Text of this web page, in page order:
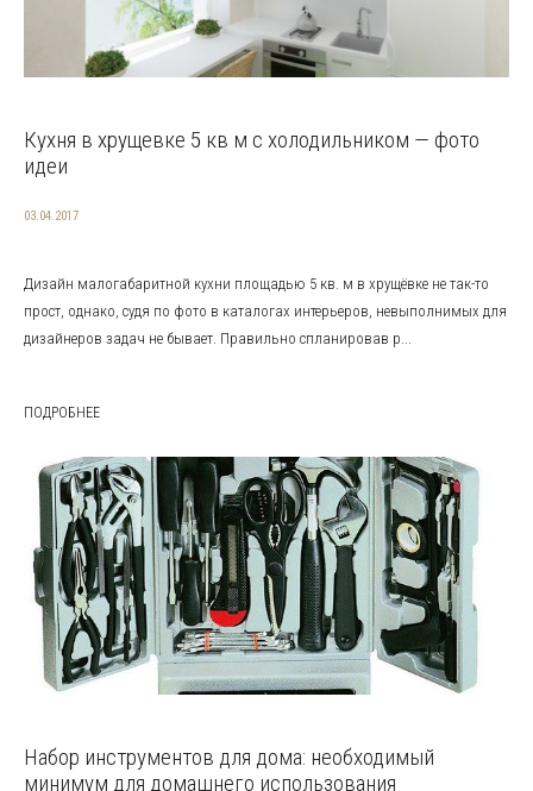
Кухня в хрущевке 5 кв м с холодильником — фото
идеи
03.04.2017
Дизайн малогабаритной кухни площадью 5 кв. м в хрущёвке не так-то
прост, однако, судя по фото в каталогах интерьеров, невыполнимых для
дизайнеров задач не бывает. Правильно спланировав р...
ПОДРОБНЕЕ
Набор инструментов для дома: необходимый
минимум для домашнего использования